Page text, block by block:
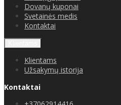
Dovanų kuponai
Svetainės medis
Kontaktai
Klientams
Užsakymų istorija
Kontaktai